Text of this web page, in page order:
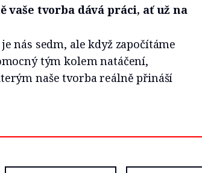
tvorba dává práci, ať už na
nás sedm, ale když započítáme
tým kolem natáčení,
naše tvorba reálně přináší